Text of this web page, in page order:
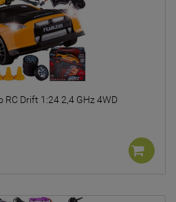
Drift 1:24 2,4 GHz 4WD